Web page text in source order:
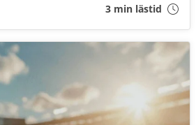
vi har dykt upp och lurat
3 min lästid